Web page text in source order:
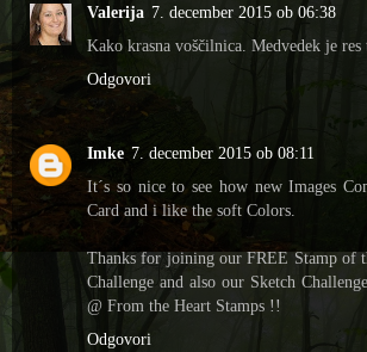
Valerija 7. december 2015 ob 06:38
Kako krasna voščilnica. Medvedek je res
Odgovori
Imke 7. december 2015 ob 08:11
It´s so nice to see how new Images
Card and i like the soft Colors.
Thanks for joining our FREE Stamp of
Challenge and also our Sketch
@ From the Heart Stamps !!
Odgovori